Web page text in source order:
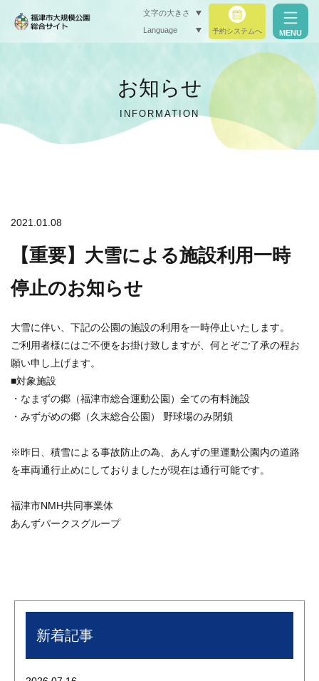
文字の大きさ
Language 予約システムへ MENU
お知らせ
INFORMATION
2021.01.08
【重要】大雪による施設利用一時
停止のお知らせ
大雪に伴い、下記の公園の施設の利用を一時停止いたします。
ご利用者様にはご不便をお掛け致しますが、何とぞご了承の程お
願い申し上げます。
■対象施設
・なまずの郷（福津市総合運動公園）全ての有料施設
・みずがめの郷（久末総合公園） 野球場のみ閉鎖
※昨日、積雪による事故防止の為、あんずの里運動公園内の道路
を車両通行止めにしておりましたが現在は通行可能です。
福津市NMH共同事業体
あんずパークスグループ
新着記事